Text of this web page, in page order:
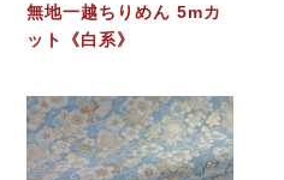
無地一越ちりめん 5mカ
ット《白系》